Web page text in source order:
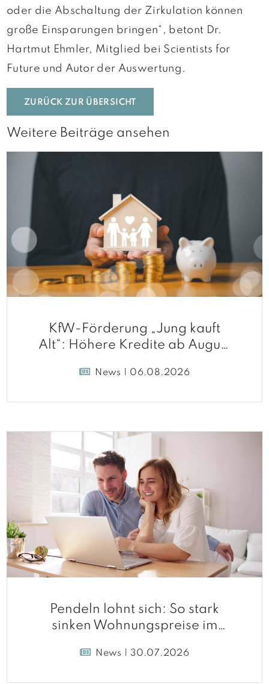
oder die Abschaltung der Zirkulation können
große Einsparungen bringen“, betont Dr.
Hartmut Ehmler, Mitglied bei Scientists for
Future und Autor der Auswertung.
ZURÜCK ZUR ÜBERSICHT
Weitere Beiträge ansehen
KfW-Förderung „Jung kauft
Alt“: Höhere Kredite ab August
News | 06.08.2026
Pendeln lohnt sich: So stark
sinken Wohnungspreise im
News | 30.07.2026